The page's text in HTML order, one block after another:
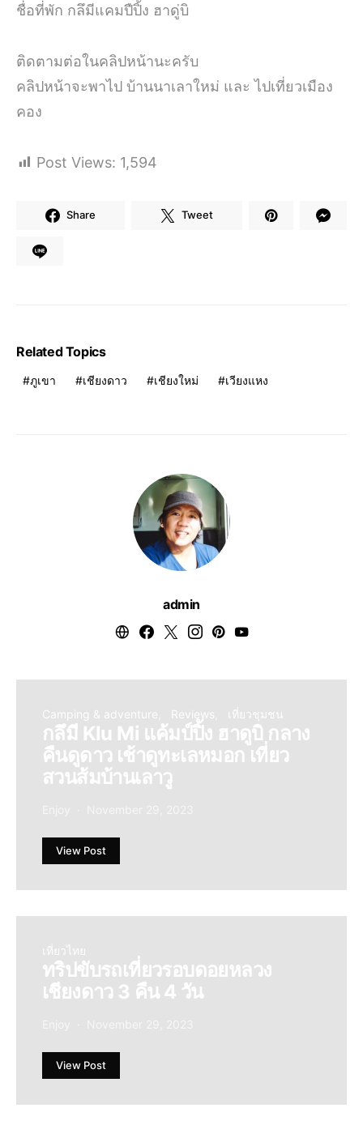
ชื่อที่พัก กลึมีแคมปืปิ้ง ฮาดู่บิ
ติดตามต่อในคลิปหน้านะครับ
คลิปหน้าจะพาไป บ้านนาเลาใหม่ และ ไปเที่ยวเมือง
คอง
Post Views: 1,594
Share Tweet
Related Topics
ภูเขา เชียงดาว เชียงใหม่ เวียงแหง
admin
Camping & adventure Reviews เที่ยวชุมชน
กลึมี Klu Mi แค้มป์ปิ้ง ฮาดูบิ กลาง
คืนดูดาว เช้าดูทะเลหมอก เที่ยว
สวนส้มบ้านเลาวู
View Post
เที่ยวไทย
ทริปขับรถเที่ยวรอบดอยหลวง
เชียงดาว 3 คืน 4 วัน
View Post